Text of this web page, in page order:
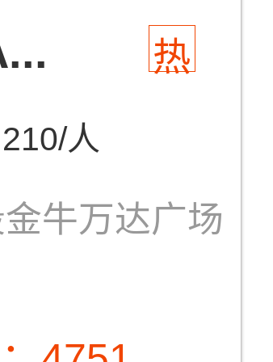
热
人
牛万达广场